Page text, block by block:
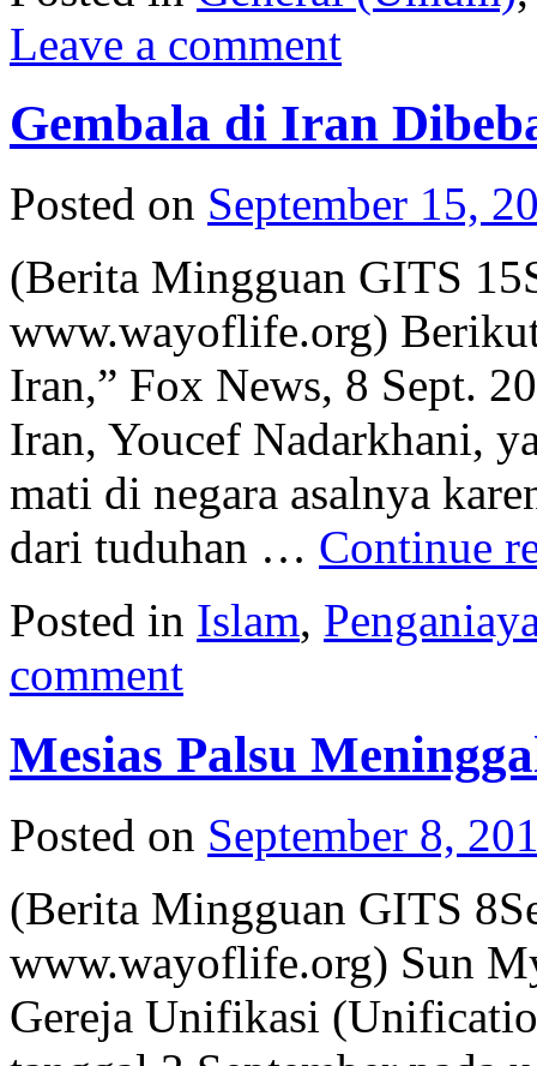
Leave a comment
Gembala di Iran
Posted on September 15,
(Berita Mingguan GITS
www.wayoflife.org)
Iran,” Fox News, 8 Sept.
Iran, Youcef Nadarkhani,
mati di negara asalnya
dari tuduhan … Continue
Posted in Islam,
comment
Mesias Palsu
Posted on September 8,
(Berita Mingguan GITS
www.wayoflife.org) Sun
Gereja Unifikasi